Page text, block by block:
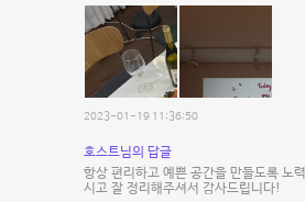
2023-01-19 11:36:50
호스트님의 답글
항상 편리하고 예쁜 공간을 만들도록 노
시고 잘 정리해주셔서 감사드립니다!